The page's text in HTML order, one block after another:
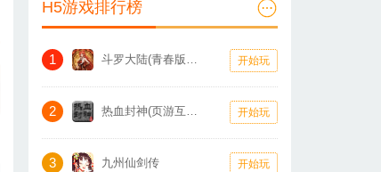
H5游戏排行榜
1 斗罗大陆(青春版怀旧服) 开始玩
2 热血封神(页游互通版) 开始玩
3 九州仙剑传 开始玩